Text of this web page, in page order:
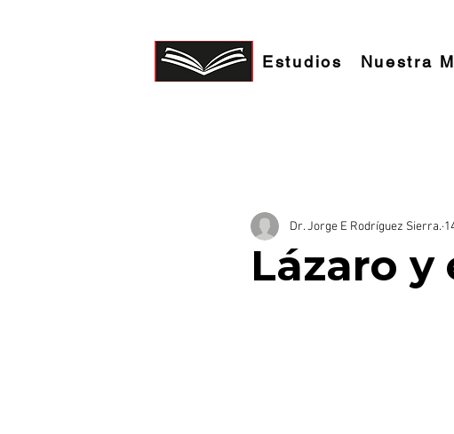
Estudios Nuestra
Lázaro y
Dr. Jorge E Rodríguez Sierra.